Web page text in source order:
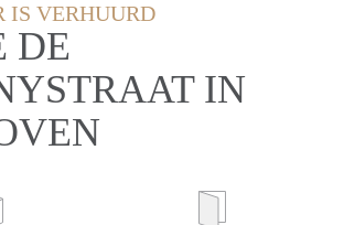
IS VERHUURD
DE
IN